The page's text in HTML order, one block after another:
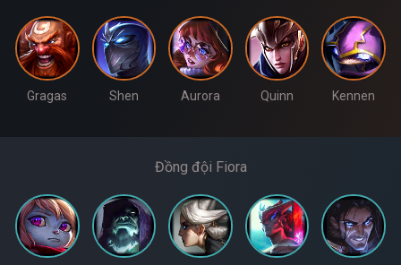
Gragas Shen Aurora Quinn Kennen
Đồng đội Fiora